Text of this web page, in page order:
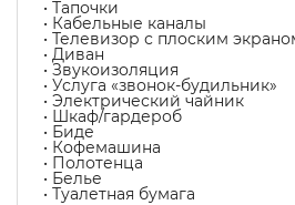
• Тапочки
• Кабельные каналы
• Телевизор с плоским
• Диван
• Звукоизоляция
• Услуга «звонок-будильник»
• Электрический чайник
• Шкаф/гардероб
• Биде
• Кофемашина
• Полотенца
• Белье
• Туалетная бумага